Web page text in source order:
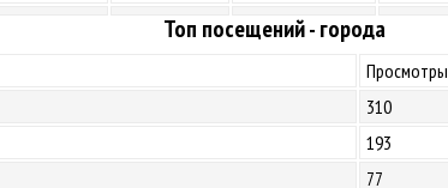
Топ посещений - города
Просмотры
310
193
77